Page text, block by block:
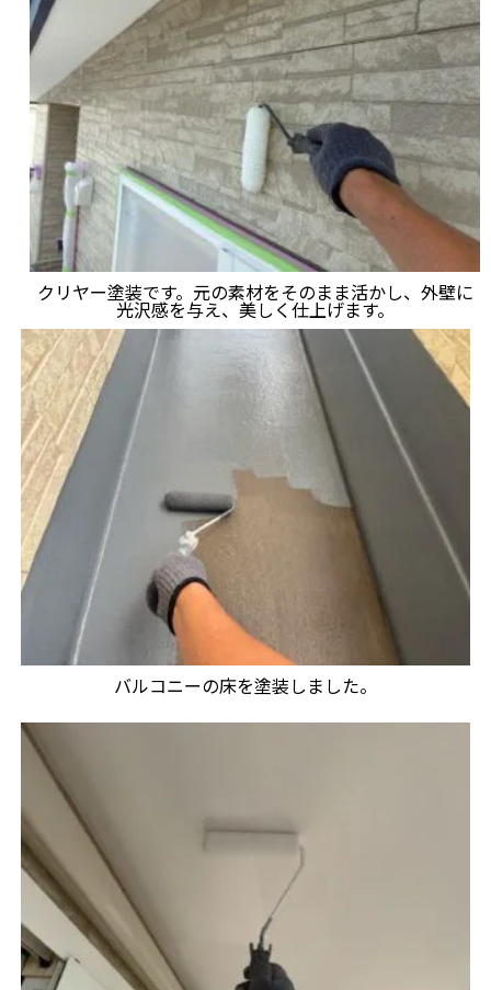
クリヤー塗装です。元の素材をそのまま活かし、外壁に
光沢感を与え、美しく仕上げます。
バルコニーの床を塗装しました。